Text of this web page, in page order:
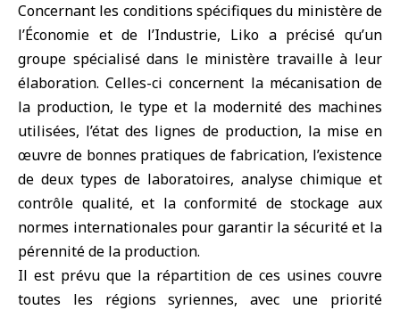
Concernant les conditions spécifiques du ministère de
l’Économie et de l’Industrie, Liko a précisé qu’un
groupe spécialisé dans le ministère travaille à leur
élaboration. Celles-ci concernent la mécanisation de
la production, le type et la modernité des machines
utilisées, l’état des lignes de production, la mise en
œuvre de bonnes pratiques de fabrication, l’existence
de deux types de laboratoires, analyse chimique et
contrôle qualité, et la conformité de stockage aux
normes internationales pour garantir la sécurité et la
pérennité de la production.
Il est prévu que la répartition de ces usines couvre
toutes les régions syriennes, avec une priorité